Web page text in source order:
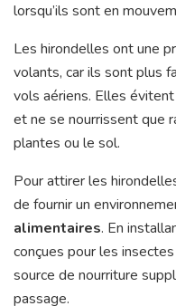
lorsqu’ils sont en
Les hirondelles ont une
volants, car ils sont plus
vols aériens. Elles
et ne se nourrissent que
plantes ou le sol.
Pour attirer les
de fournir un
alimentaires. En
conçues pour les
source de nourriture
passage.